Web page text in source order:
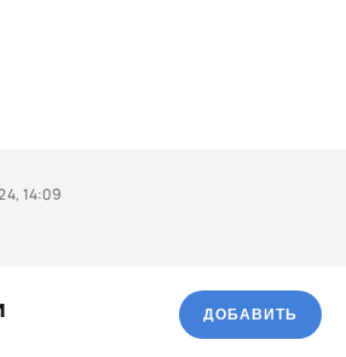
14:09
ДОБАВИТЬ